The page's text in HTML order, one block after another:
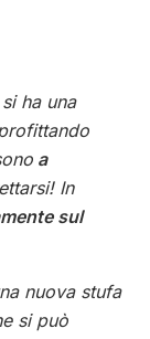
ha una
a
In
sul
nuova stufa
si può